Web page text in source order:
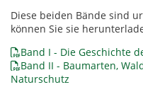
Diese beiden Bände sind
können Sie sie
Band I - Die Geschichte
Band II - Baumarten,
Naturschutz